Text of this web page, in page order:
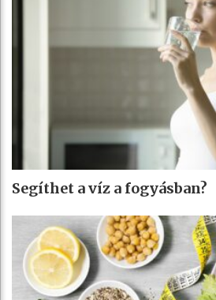
Segíthet a víz a fogyásban?